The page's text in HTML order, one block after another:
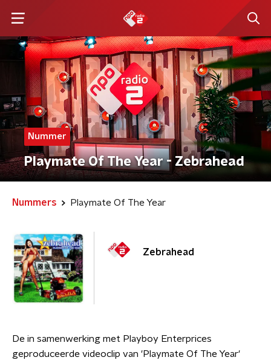
Nummer
Playmate Of The Year - Zebrahead
Nummers Playmate Of The Year
Zebrahead
De in samenwerking met Playboy Enterprices
geproduceerde videoclip van 'Playmate Of The Year'